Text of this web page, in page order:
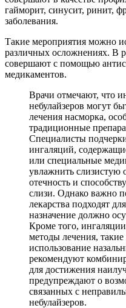
гайморит, синусит, ринит,
заболевания.
Такие мероприятия можно
различных осложнениях. В
совершают с помощью
медикаментов.
Врачи отмечают, что
небулайзеров могут
лечения насморка,
традиционные
Специалисты
ингаляций,
или специальные
увлажнить слизистую
отечность и
слизи. Однако важно
лекарства подходят
назначение должно
Кроме того,
методы лечения,
использование
рекомендуют
для достижения
предупреждают о
связанных с
небулайзеров.